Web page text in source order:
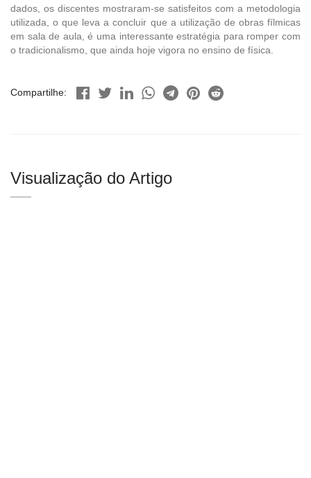
dados, os discentes mostraram-se satisfeitos com a metodologia
utilizada, o que leva a concluir que a utilização de obras fílmicas
em sala de aula, é uma interessante estratégia para romper com
o tradicionalismo, que ainda hoje vigora no ensino de física.
Compartilhe:
Visualização do Artigo